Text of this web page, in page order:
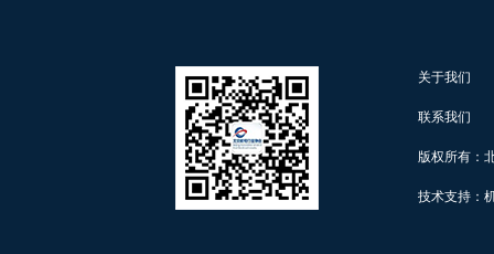
关于我们
联系我们
版权所有：
技术支持：